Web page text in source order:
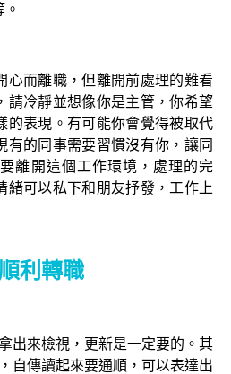
心而離職，但離開前處理的難看
請冷靜並想像你是主管，你希望
的表現。有可能你會覺得被取代
有的同事需要習慣沒有你，讓同
離開這個工作環境，處理的完
緒可以私下和朋友抒發，工作上
利轉職
出來檢視，更新是一定要的。其
自傳讀起來要通順，可以表達出